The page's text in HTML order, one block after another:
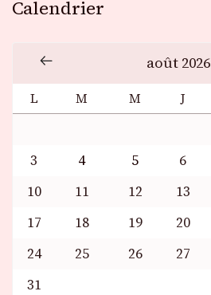
Calendrier
août 2026
L M M J
3
4 5 6
10
11 12 13
17
18 19 20
24
25 26 27
31